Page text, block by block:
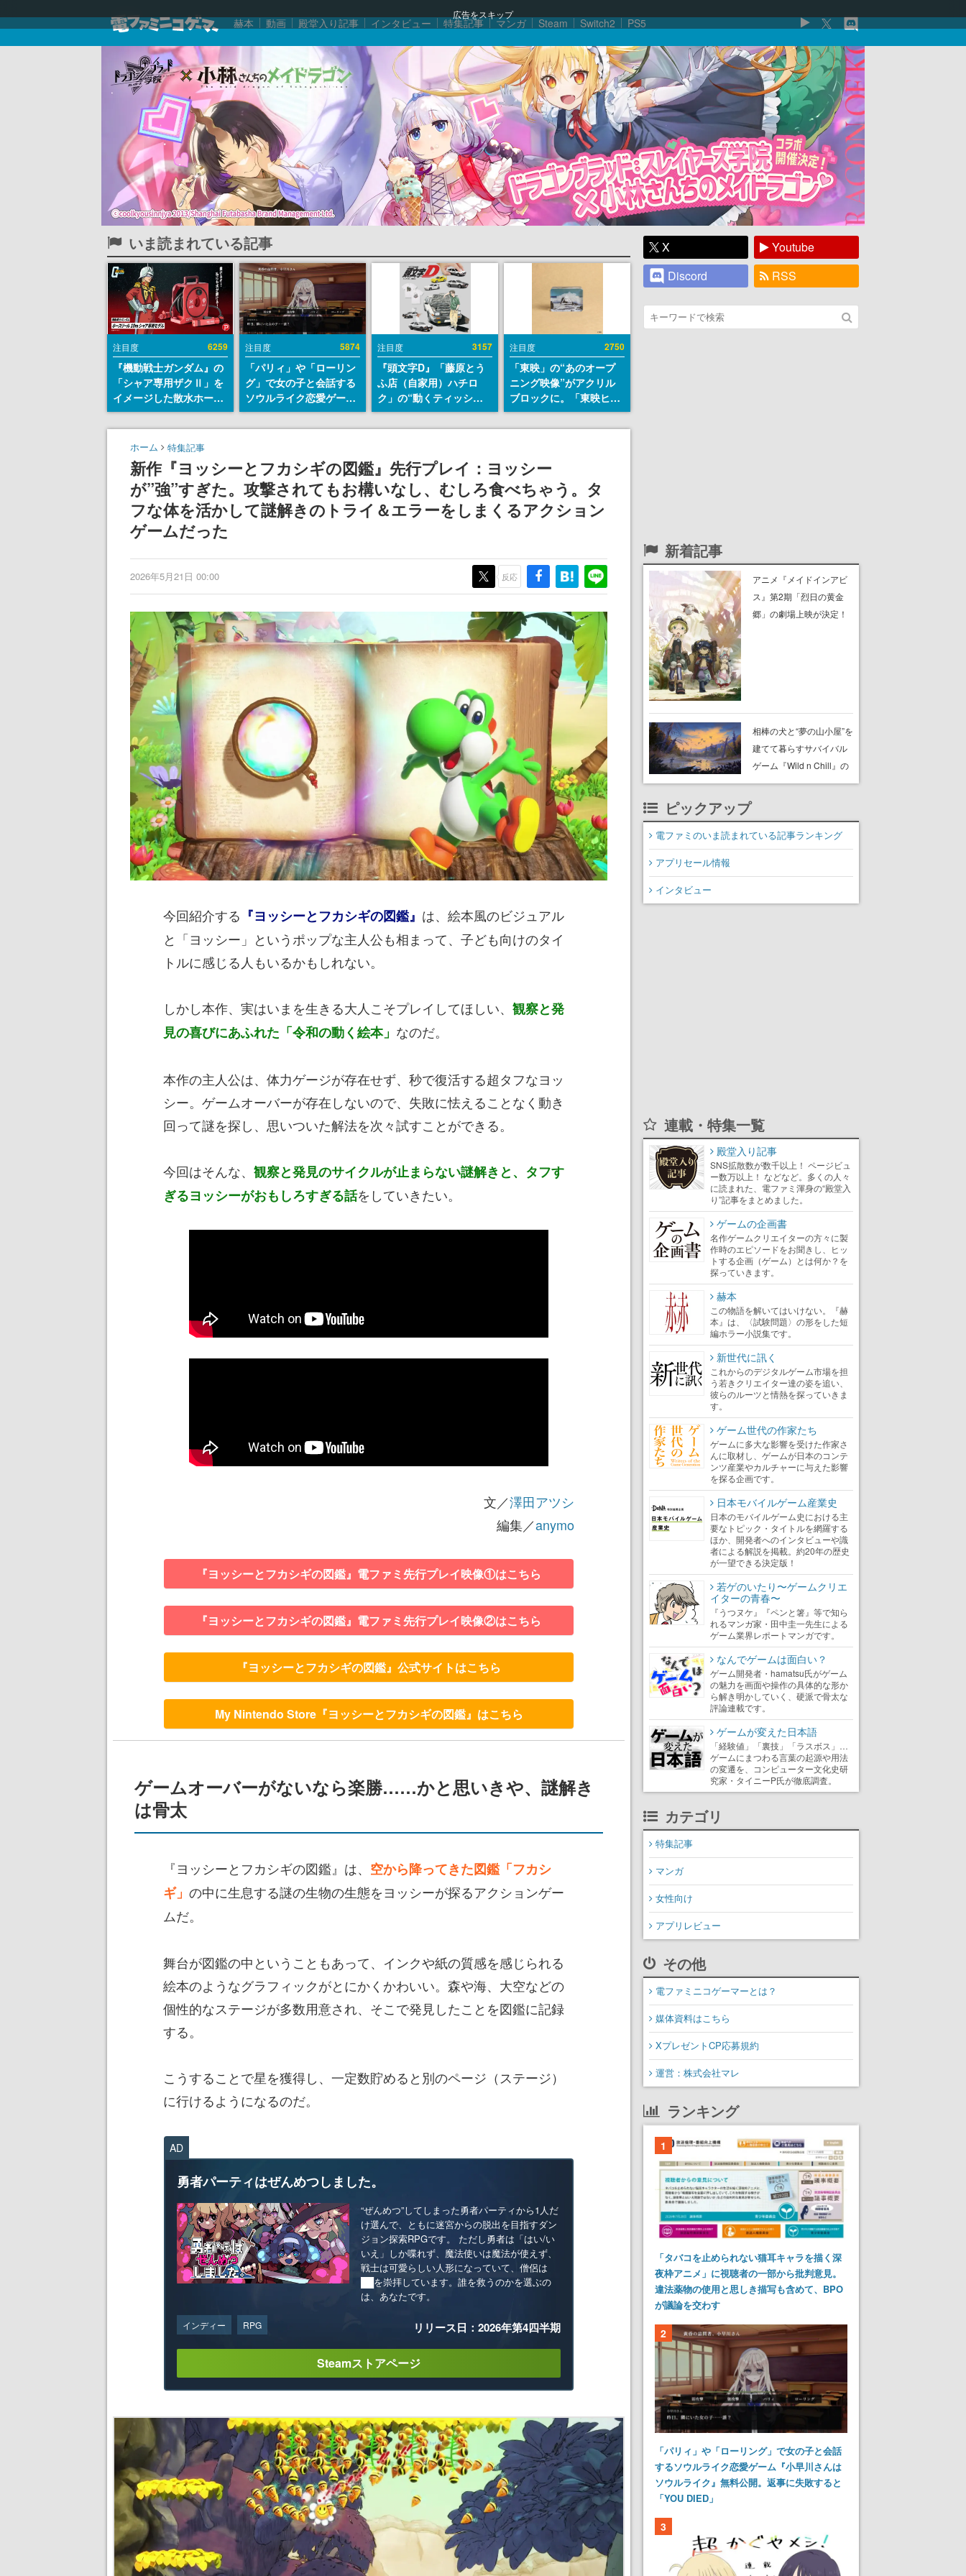
広告をスキップ
赫本 動画 殿堂入り記事 インタビュー 特集記事 マンガ Steam Switch2 PS5
いま読まれている記事
注目度 6259
『機動戦士ガンダム』の
「シャア専用ザクⅡ」を
イメージした散水ホース
リールが予約開始。本体
にはシャアのパーソナル
マークやジオン公国軍の
エンブレム、型式番号な
どを配置
注目度 5874
「パリィ」や「ローリン
グ」で女の子と会話する
ソウルライク恋愛ゲーム
『小早川さんはソウルラ
イク』無料公開。返事に
注目度 3157
『頭文字D』「藤原とう
ふ店（自家用）ハチロ
ク」の“動くティッシュ
ケース”が買えるポップ
アップショップが開催
群馬の「イオンモール高
崎」にて、8月11日から8
月20日までの期間限定で
開催予定
注目度 2750
「東映」の“あのオープ
ニング映像”がアクリル
ブロックに。「東映ヒス
トリカル グッズコレクシ
ョン」が8月下旬より発
ホーム 特集記事
新作『ヨッシーとフカシギの図鑑』先行プレイ：ヨッシー
が”強”すぎた。攻撃されてもお構いなし、むしろ食べちゃう。タ
フな体を活かして謎解きのトライ＆エラーをしまくるアクション
ゲームだった
2026年5月21日 00:00 反応
今回紹介する 『ヨッシーとフカシギの図鑑』 は、絵本風のビジュアル
と「ヨッシー」というポップな主人公も相まって、子ども向けのタイ
トルに感じる人もいるかもしれない。
しかし本作、実はいまを生きる大人こそプレイしてほしい、 観察と発
見の喜びにあふれた「令和の動く絵本」 なのだ。
本作の主人公は、体力ゲージが存在せず、秒で復活する超タフなヨッ
シー。ゲームオーバーが存在しないので、失敗に怯えることなく動き
回って謎を探し、思いついた解法を次々試すことができる。
今回はそんな、 観察と発見のサイクルが止まらない謎解きと、タフす
ぎるヨッシーがおもしろすぎる話をしていきたい。
文／澤田アツシ
編集／anymo
『ヨッシーとフカシギの図鑑』電ファミ先行プレイ映像①はこちら
『ヨッシーとフカシギの図鑑』電ファミ先行プレイ映像②はこちら
『ヨッシーとフカシギの図鑑』公式サイトはこちら
My Nintendo Store『ヨッシーとフカシギの図鑑』はこちら
ゲームオーバーがないなら楽勝……かと思いきや、謎解き
は骨太
『ヨッシーとフカシギの図鑑』は、 空から降ってきた図鑑「フカシ
ギ」 の中に生息する謎の生物の生態をヨッシーが探るアクションゲー
ムだ。
舞台が図鑑の中ということもあって、インクや紙の質感を感じられる
絵本のようなグラフィックがとにかくかわいい。森や海、大空などの
個性的なステージが多数用意され、そこで発見したことを図鑑に記録
する。
こうすることで星を獲得し、一定数貯めると別のページ（ステージ）
に行けるようになるのだ。
AD
勇者パーティはぜんめつしました。
“ぜんめつ”してしまった勇者パーティから1人だ
け選んで、ともに迷宮からの脱出を目指すダン
ジョン探索RPGです。 ただし勇者は「はい/い
いえ」しか喋れず、魔法使いは魔法が使えず、
戦士は可愛らしい人形になっていて、僧侶は
██を崇拝しています。誰を救うのかを選ぶの
は、あなたです。
インディー RPG リリース日：2026年第4四半期
Steamストアページ
X
Youtube
Discord
RSS
新着記事
アニメ『メイドインアビ
ス』第2期「烈日の黄金
郷」の劇場上映が決定！
相棒の犬と“夢の山小屋”を
建てて暮らすサバイバル
ゲーム『Wild n Chill』の
体験版がSteamで配信
ピックアップ
電ファミのいま読まれている記事ランキング
アプリセール情報
インタビュー
連載・特集一覧
殿堂入り記事
SNS拡散数が数千以上！ ページビュ
ー数万以上！ などなど。多くの人々
に読まれた、電ファミ渾身の“殿堂入
り”記事をまとめました。
ゲームの企画書
名作ゲームクリエイターの方々に製
作時のエピソードをお聞きし、ヒッ
トする企画（ゲーム）とは何か？を
探っていきます。
赫本
この物語を解いてはいけない。『赫
本』は、〈試験問題〉の形をした短
編ホラー小説集です。
新世代に訊く
これからのデジタルゲーム市場を担
う若きクリエイター達の姿を追い、
彼らのルーツと情熱を探っていきま
す。
ゲーム世代の作家たち
ゲームに多大な影響を受けた作家さ
んに取材し、ゲームが日本のコンテ
ンツ産業やカルチャーに与えた影響
を探る企画です。
日本モバイルゲーム産業史
日本のモバイルゲーム史における主
要なトピック・タイトルを網羅する
ほか、開発者へのインタビューや識
者による解説を掲載。約20年の歴史
が一望できる決定版！
若ゲのいたり〜ゲームクリエ
イターの青春〜
『うつヌケ』『ペンと箸』等で知ら
れるマンガ家・田中圭一先生による
ゲーム業界レポートマンガです。
なんでゲームは面白い？
ゲーム開発者・hamatsu氏がゲーム
の魅力を画面や操作の具体的な形か
ら解き明かしていく、硬派で骨太な
評論連載です。
ゲームが変えた日本語
「経験値」「裏技」「ラスボス」…
ゲームにまつわる言葉の起源や用法
の変遷を、コンピューター文化史研
究家・タイニーP氏が徹底調査。
カテゴリ
特集記事
マンガ
女性向け
アプリレビュー
その他
電ファミニコゲーマーとは？
媒体資料はこちら
XプレゼントCP応募規約
運営：株式会社マレ
ランキング
1
「タバコを止められない猫耳キャラを描く深
夜枠アニメ」に視聴者の一部から批判意見。
違法薬物の使用と思しき描写も含めて、BPO
が議論を交わす
2
「パリィ」や「ローリング」で女の子と会話
するソウルライク恋愛ゲーム『小早川さんは
ソウルライク』無料公開。返事に失敗すると
「YOU DIED」
3